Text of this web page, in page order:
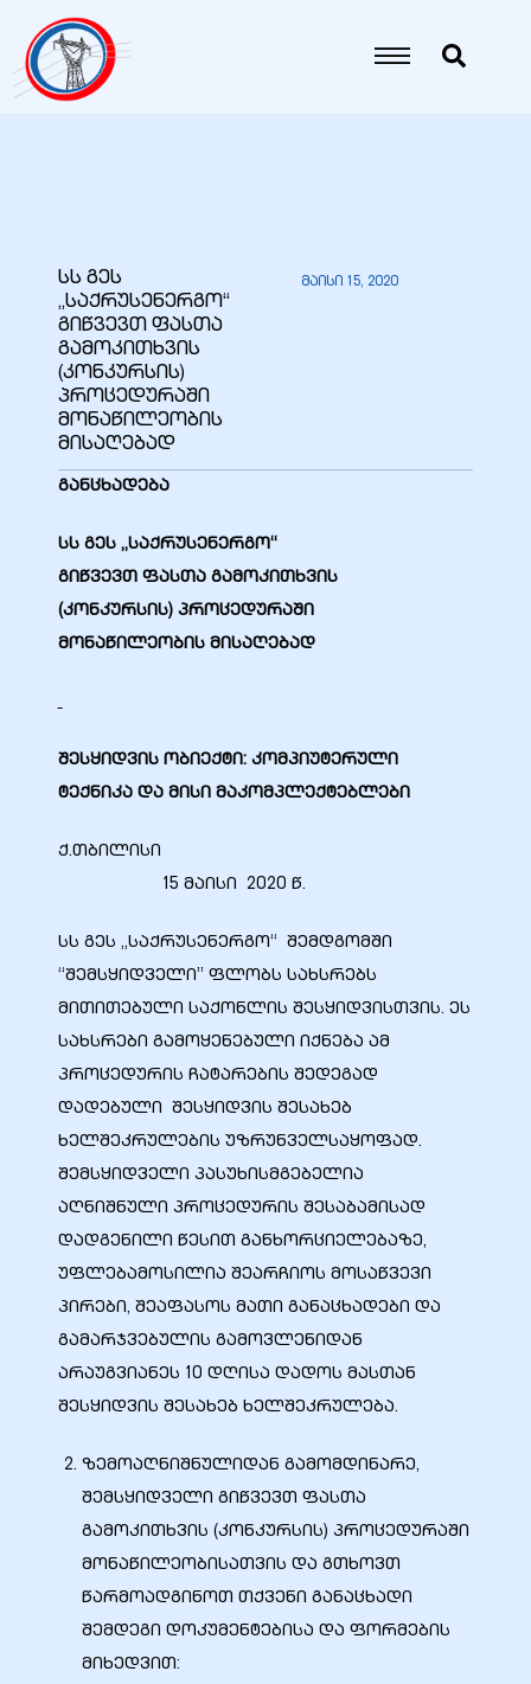
სს გეს
„საქრუსენერგო“
გიწვევთ ფასთა
გამოკითხვის
(კონკურსის)
პროცედურაში
მონაწილეობის
მისაღებად
მაისი 15, 2020
განცხადება
სს გეს „საქრუსენერგო“
გიწვევთ ფასთა გამოკითხვის
(კონკურსის) პროცედურაში
მონაწილეობის მისაღებად
შესყიდვის ობიექტი: კომპიუტერული
ტექნიკა და მისი მაკომპლექტებლები
ქ.თბილისი
15 მაისი 2020 წ.
სს გეს „საქრუსენერგო“ შემდგომში
“შემსყიდველი” ფლობს სახსრებს
მითითებული საქონლის შესყიდვისთვის. ეს
სახსრები გამოყენებული იქნება ამ
პროცედურის ჩატარების შედეგად
დადებული შესყიდვის შესახებ
ხელშეკრულების უზრუნველსაყოფად.
შემსყიდველი პასუხისმგებელია
აღნიშნული პროცედურის შესაბამისად
დადგენილი წესით განხორციელებაზე,
უფლებამოსილია შეარჩიოს მოსაწვევი
პირები, შეაფასოს მათი განაცხადები და
გამარჯვებულის გამოვლენიდან
არაუგვიანეს 10 დღისა დადოს მასთან
შესყიდვის შესახებ ხელშეკრულება.
ზემოაღნიშნულიდან გამომდინარე,
შემსყიდველი გიწვევთ ფასთა
გამოკითხვის (კონკურსის) პროცედურაში
მონაწილეობისათვის და გთხოვთ
წარმოადგინოთ თქვენი განაცხადი
შემდეგი დოკუმენტებისა და ფორმების
მიხედვით: